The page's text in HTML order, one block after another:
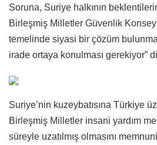
Soruna, Suriye halkının
Birleşmiş Milletler Güvenlik
temelinde siyasi bir çözüm
irade ortaya konulması gerekiyor”
Suriye’nin kuzeybatısına Türkiye
Birleşmiş Milletler insani yardım
süreyle uzatılmış olmasını